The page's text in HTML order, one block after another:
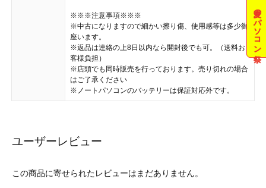
※※※注意事項※※※
※中古になりますので細かい擦り傷、使用感等は多少御
座います。
※返品は連絡の上8日以内なら開封後でも可。（送料お
客様負担）
※店頭でも同時販売を行っております。売り切れの場合
はご了承ください
※ノートパソコンのバッテリーは保証対応外です。
ユーザーレビュー
この商品に寄せられたレビューはまだありません。
夏のパソコン祭